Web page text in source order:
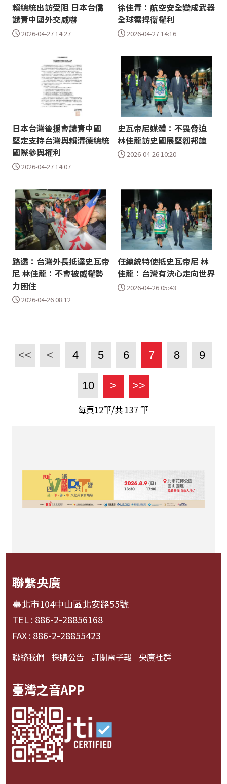
賴總統出訪受阻 日本台僑
譴責中國外交威嚇
2026-04-27 14:27
徐佳青：航空安全變成武器
全球需捍衛權利
2026-04-27 14:16
日本台灣後援會譴責中國
堅定支持台灣與賴清德總統
國際參與權利
2026-04-27 14:07
史瓦帝尼媒體：不畏脅迫
林佳龍訪史國展堅韌邦誼
2026-04-26 10:20
路透：台灣外長抵達史瓦帝
尼 林佳龍：不會被威權勢
力困住
2026-04-26 08:12
任總統特使抵史瓦帝尼 林
佳龍：台灣有決心走向世界
2026-04-26 05:43
<< < 4 5 6 7 8 9
10 > >>
每頁12筆/共 137 筆
聯繫央廣
臺北市104中山區北安路55號
TEL : 886-2-28856168
FAX : 886-2-28855423
聯絡我們 採購公告 訂閱電子報 央廣社群
臺灣之音APP